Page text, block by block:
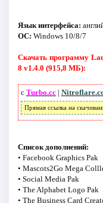
Язык интерфейса:
ОС: Windows 10/8/7
Скачать программу
8 v1.4.0 (915,8 МБ):
с Turbo.cc|
Прямая ссылка на
Список дополнений:
• Facebook Graphics Pak
• Mascots2Go Mega
• Social Media Pak
• The Alphabet Logo Pak
• The Business Card